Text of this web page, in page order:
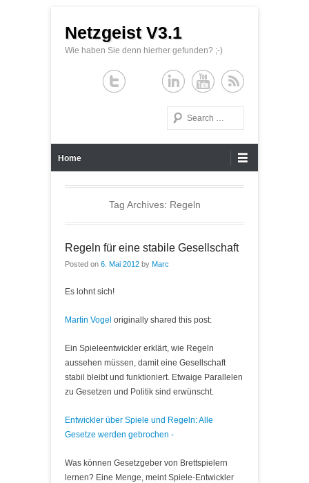
Netzgeist V3.1
Wie haben Sie denn hierher gefunden? ;-)
Search
Home
Tag Archives: Regeln
Regeln für eine stabile Gesellschaft
Posted on 6. Mai 2012 by Marc
Es lohnt sich!
Martin Vogel originally shared this post:
Ein Spieleentwickler erklärt, wie Regeln
aussehen müssen, damit eine Gesellschaft
stabil bleibt und funktioniert. Etwaige Parallelen
zu Gesetzen und Politik sind erwünscht.
Entwickler über Spiele und Regeln: Alle
Gesetze werden gebrochen -
Was können Gesetzgeber von Brettspielern
lernen? Eine Menge, meint Spiele-Entwickler